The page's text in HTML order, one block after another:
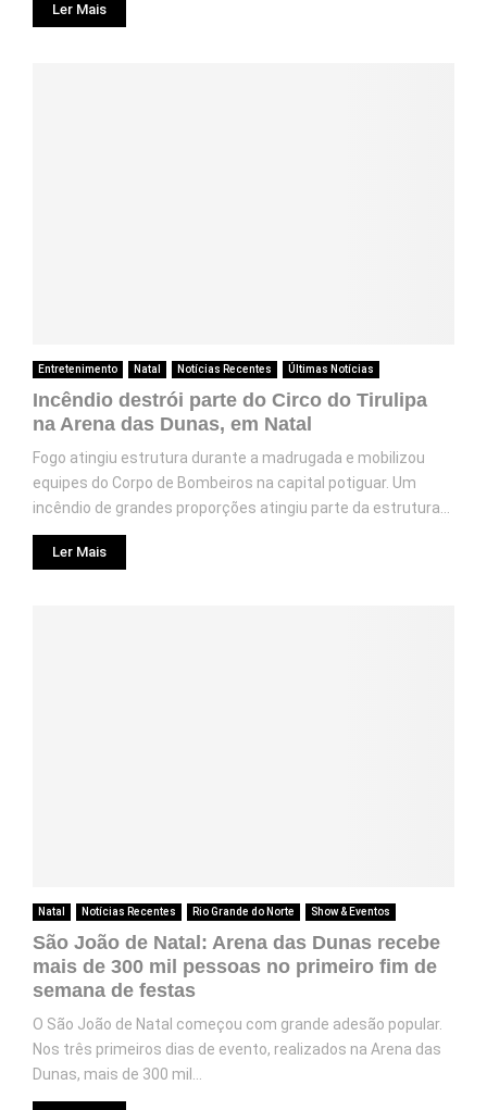
Ler Mais
Entretenimento Natal Notícias Recentes Últimas Notícias
Incêndio destrói parte do Circo do Tirulipa
na Arena das Dunas, em Natal
Fogo atingiu estrutura durante a madrugada e mobilizou
equipes do Corpo de Bombeiros na capital potiguar. Um
incêndio de grandes proporções atingiu parte da estrutura...
Ler Mais
Natal Notícias Recentes Rio Grande do Norte Show & Eventos
São João de Natal: Arena das Dunas recebe
mais de 300 mil pessoas no primeiro fim de
semana de festas
O São João de Natal começou com grande adesão popular.
Nos três primeiros dias de evento, realizados na Arena das
Dunas, mais de 300 mil...